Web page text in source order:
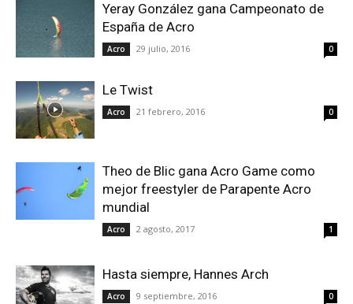
Yeray González gana Campeonato de
España de Acro
Acro 29 julio, 2016 0
Le Twist
Acro 21 febrero, 2016 0
Theo de Blic gana Acro Game como
mejor freestyler de Parapente Acro
mundial
Acro 2 agosto, 2017 1
Hasta siempre, Hannes Arch
Acro 9 septiembre, 2016 0